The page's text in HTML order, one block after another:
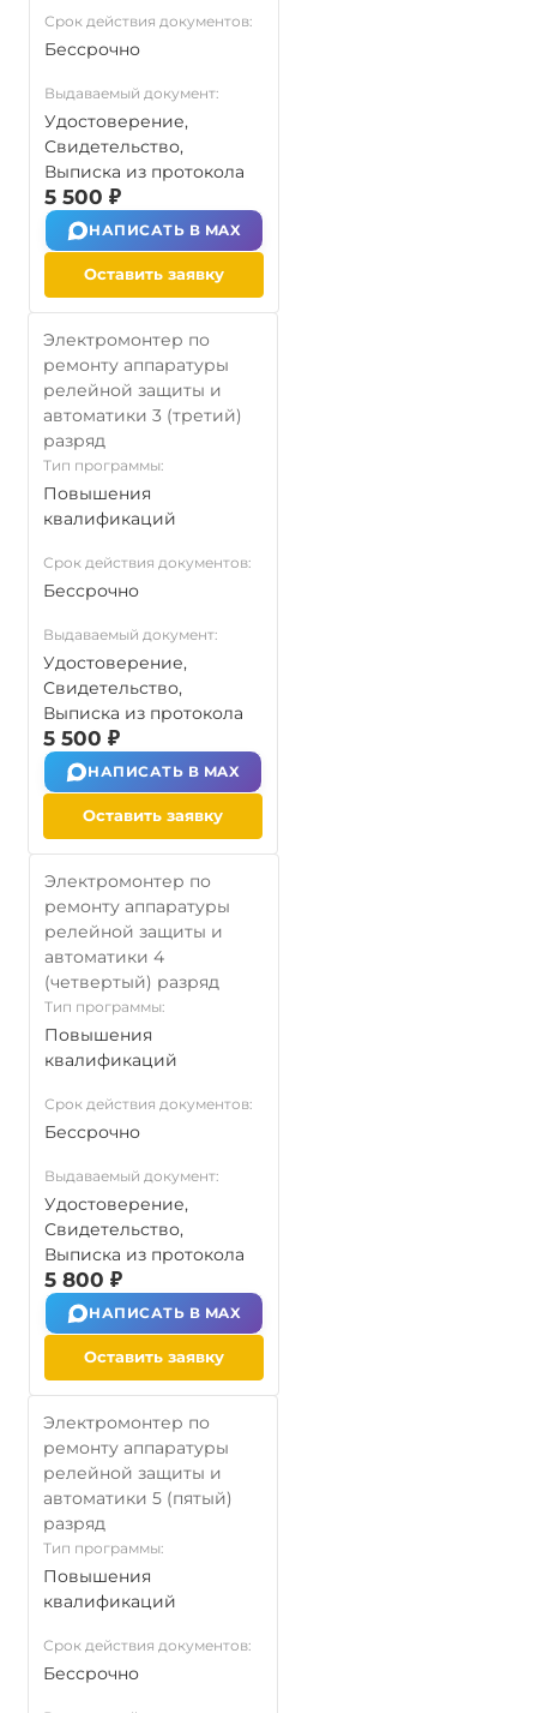
Срок действия документов:
Бессрочно
Выдаваемый документ:
Удостоверение,
Свидетельство,
Выписка из протокола
5 500 ₽
НАПИСАТЬ В MAX
Оставить заявку
Электромонтер по
ремонту аппаратуры
релейной защиты и
автоматики 3 (третий)
разряд
Тип программы:
Повышения
квалификаций
Срок действия документов:
Бессрочно
Выдаваемый документ:
Удостоверение,
Свидетельство,
Выписка из протокола
5 500 ₽
НАПИСАТЬ В MAX
Оставить заявку
Электромонтер по
ремонту аппаратуры
релейной защиты и
автоматики 4
(четвертый) разряд
Тип программы:
Повышения
квалификаций
Срок действия документов:
Бессрочно
Выдаваемый документ:
Удостоверение,
Свидетельство,
Выписка из протокола
5 800 ₽
НАПИСАТЬ В MAX
Оставить заявку
Электромонтер по
ремонту аппаратуры
релейной защиты и
автоматики 5 (пятый)
разряд
Тип программы:
Повышения
квалификаций
Срок действия документов:
Бессрочно